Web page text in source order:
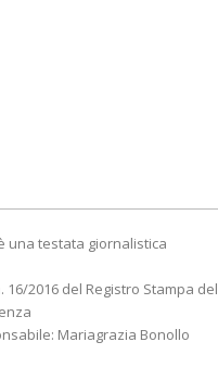
una testata giornalistica
16/2016 del Registro Stampa del
Mariagrazia Bonollo